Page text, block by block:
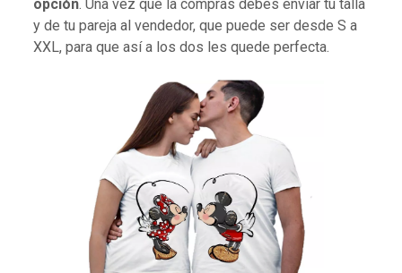
opción. Una vez que la compras debes enviar tu talla
y de tu pareja al vendedor, que puede ser desde S a
XXL, para que así a los dos les quede perfecta.